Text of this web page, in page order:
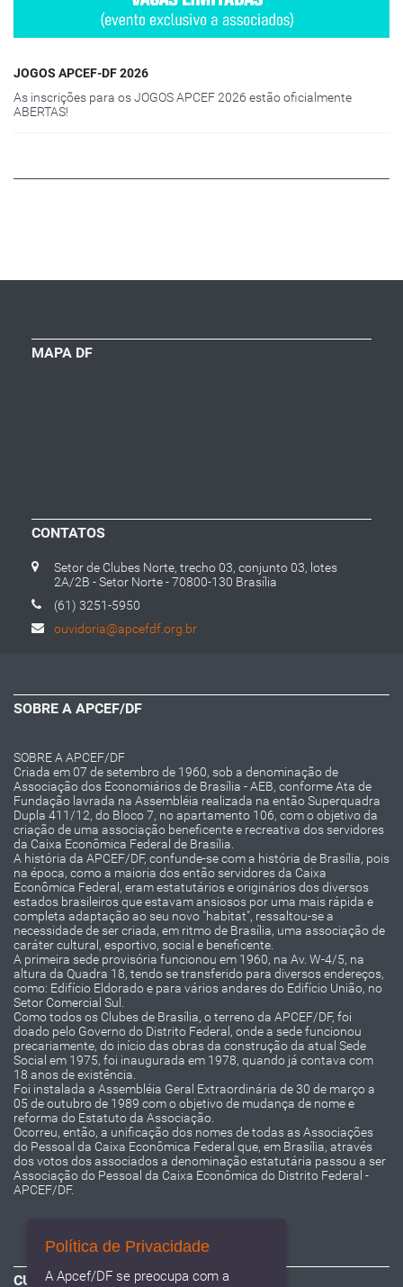
JOGOS APCEF-DF 2026
As inscrições para os JOGOS APCEF 2026 estão oficialmente
ABERTAS!
MAPA DF
CONTATOS
Setor de Clubes Norte, trecho 03, conjunto 03, lotes
2A/2B - Setor Norte - 70800-130 Brasília
(61) 3251-5950
ouvidoria@apcefdf.org.br
SOBRE A APCEF/DF
SOBRE A APCEF/DF
Criada em 07 de setembro de 1960, sob a denominação de
Associação dos Economiários de Brasília - AEB, conforme Ata de
Fundação lavrada na Assembléia realizada na então Superquadra
Dupla 411/12, do Bloco 7, no apartamento 106, com o objetivo da
criação de uma associação beneficente e recreativa dos servidores
da Caixa Econômica Federal de Brasília.
A história da APCEF/DF, confunde-se com a história de Brasília, pois
na época, como a maioria dos então servidores da Caixa
Econômica Federal, eram estatutários e originários dos diversos
estados brasileiros que estavam ansiosos por uma mais rápida e
completa adaptação ao seu novo "habitat", ressaltou-se a
necessidade de ser criada, em ritmo de Brasília, uma associação de
caráter cultural, esportivo, social e beneficente.
A primeira sede provisória funcionou em 1960, na Av. W-4/5, na
altura da Quadra 18, tendo se transferido para diversos endereços,
como: Edifício Eldorado e para vários andares do Edifício União, no
Setor Comercial Sul.
Como todos os Clubes de Brasília, o terreno da APCEF/DF, foi
doado pelo Governo do Distrito Federal, onde a sede funcionou
precariamente, do início das obras da construção da atual Sede
Social em 1975, foi inaugurada em 1978, quando já contava com
18 anos de existência.
Foi instalada a Assembléia Geral Extraordinária de 30 de março a
05 de outubro de 1989 com o objetivo de mudança de nome e
reforma do Estatuto da Associação.
Ocorreu, então, a unificação dos nomes de todas as Associações
do Pessoal da Caixa Econômica Federal que, em Brasília, através
dos votos dos associados a denominação estatutária passou a ser
Associação do Pessoal da Caixa Econômica do Distrito Federal -
APCEF/DF.
CURTA NOSSA PÁGINA
Política de Privacidade
A Apcef/DF se preocupa com a